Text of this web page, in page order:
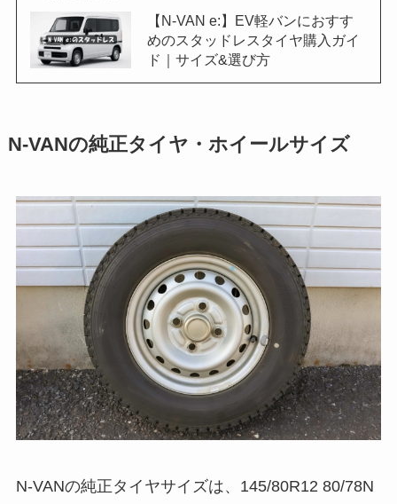
【N-VAN e:】EV軽バンにおすす
めのスタッドレスタイヤ購入ガイ
ド｜サイズ&選び方
N-VANの純正タイヤ・ホイールサイズ
N-VANの純正タイヤサイズは、145/80R12 80/78N